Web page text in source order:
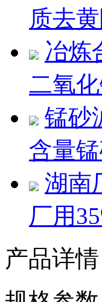
质去
冶炼
二氧
锰砂
含量
湖南
厂用
产品详情